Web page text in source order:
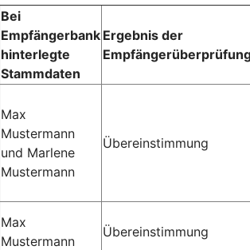
Bei
Empfängerbank
hinterlegte
Stammdaten
Ergebnis der
Max
Mustermann
und Marlene
Mustermann
Übereinstimmung
Max
Mustermann
Übereinstimmung